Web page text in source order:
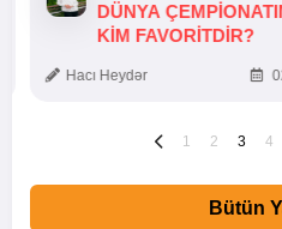
DÜNYA
KIM FAVORITDIR?
Hacı Heydər
1 2 3 4
Bütün